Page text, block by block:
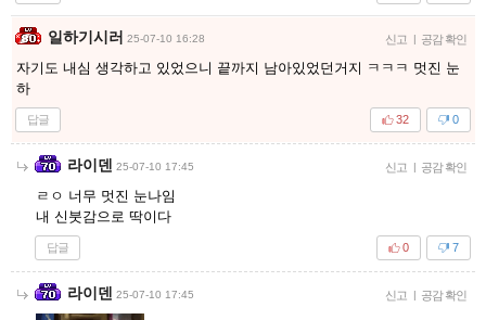
일하기시러 25-07-10 16:28 신고 | 공감 확인
자기도 내심 생각하고 있었으니 끝까지 남아있었던거지 ㅋㅋㅋ 멋진 눈
하
답글 0
32
라이덴 25-07-10 17:45 신고 | 공감 확인
ㄹㅇ 너무 멋진 눈나임
내 신붓감으로 딱이다
답글 7
0
라이덴 25-07-10 17:45 신고 | 공감 확인